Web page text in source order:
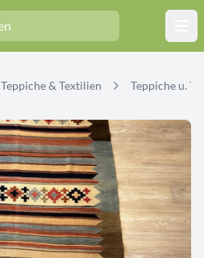
Teppiche & Textilien Teppiche u.